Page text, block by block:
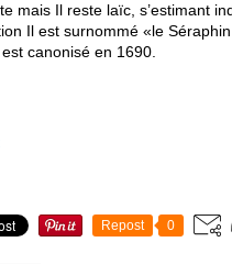
mais Il reste laïc, s’estimant
Il est surnommé «le Séraphin
canonisé en 1690.
Repost 0